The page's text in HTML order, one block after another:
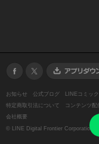
お知らせ 公式ブログ LINEコミッ
特定商取引法について
コンテンツ配
会社概要
© LINE Digital Frontier Corporation